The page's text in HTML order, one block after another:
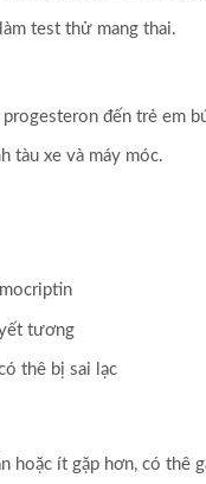
test thử mang thai.
đến trẻ em
tàu xe và máy móc.
tương
thê bị sai lạc
hoặc ít gặp hơn, có thê